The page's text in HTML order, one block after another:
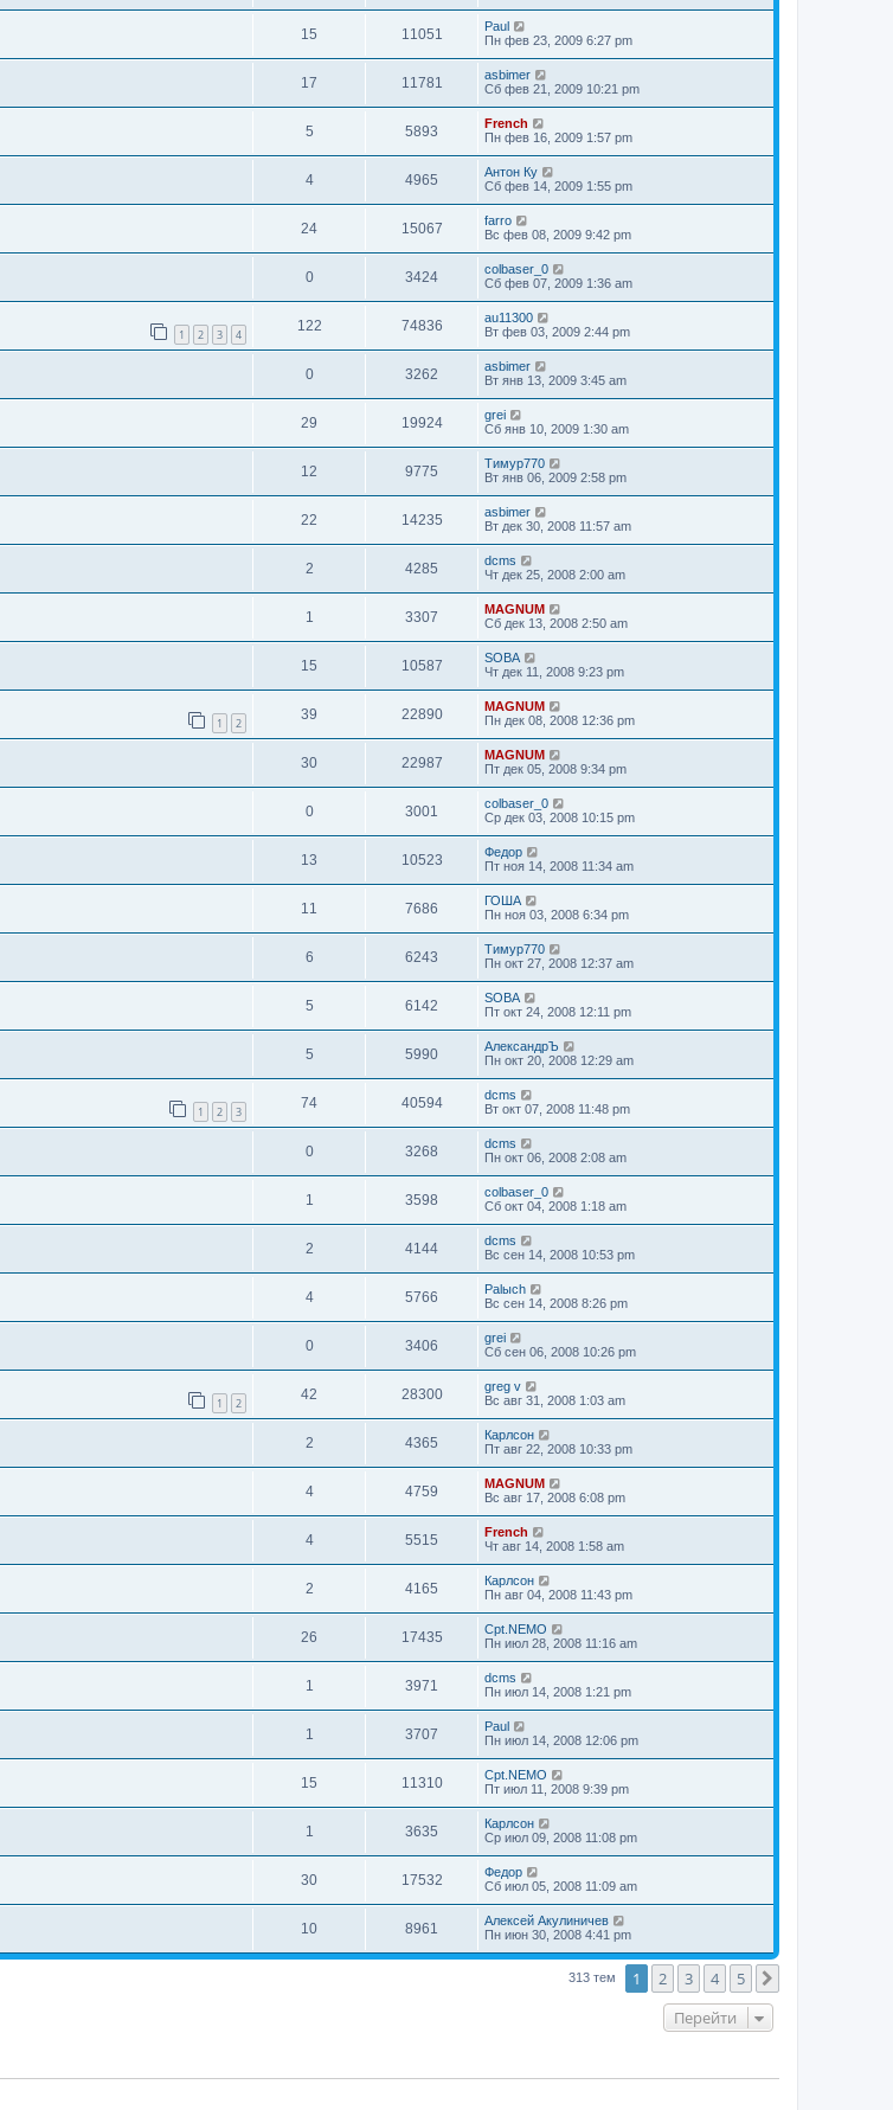
15 11051
Paul
Пн фев 23, 2009 6:27 pm
17 11781
asbimer
Сб фев 21, 2009 10:21 pm
5 5893
French
Пн фев 16, 2009 1:57 pm
4 4965
Антон Ку
Сб фев 14, 2009 1:55 pm
24 15067
farro
Вс фев 08, 2009 9:42 pm
0 3424
colbaser_0
Сб фев 07, 2009 1:36 am
1 2 3 4
122 74836
au11300
Вт фев 03, 2009 2:44 pm
0 3262
asbimer
Вт янв 13, 2009 3:45 am
29 19924
grei
Сб янв 10, 2009 1:30 am
12 9775
Тимур770
Вт янв 06, 2009 2:58 pm
22 14235
asbimer
Вт дек 30, 2008 11:57 am
2 4285
dcms
Чт дек 25, 2008 2:00 am
1 3307
MAGNUM
Сб дек 13, 2008 2:50 am
15 10587
SOBA
Чт дек 11, 2008 9:23 pm
1 2
39 22890
MAGNUM
Пн дек 08, 2008 12:36 pm
30 22987
MAGNUM
Пт дек 05, 2008 9:34 pm
0 3001
colbaser_0
Ср дек 03, 2008 10:15 pm
13 10523
Федор
Пт ноя 14, 2008 11:34 am
11 7686
ГОША
Пн ноя 03, 2008 6:34 pm
6 6243
Тимур770
Пн окт 27, 2008 12:37 am
5 6142
SOBA
Пт окт 24, 2008 12:11 pm
5 5990
АлександрЪ
Пн окт 20, 2008 12:29 am
1 2 3
74 40594
dcms
Вт окт 07, 2008 11:48 pm
0 3268
dcms
Пн окт 06, 2008 2:08 am
1 3598
colbaser_0
Сб окт 04, 2008 1:18 am
2 4144
dcms
Вс сен 14, 2008 10:53 pm
4 5766
Palыch
Вс сен 14, 2008 8:26 pm
0 3406
grei
Сб сен 06, 2008 10:26 pm
1 2
42 28300
greg v
Вс авг 31, 2008 1:03 am
2 4365
Карлсон
Пт авг 22, 2008 10:33 pm
4 4759
MAGNUM
Вс авг 17, 2008 6:08 pm
4 5515
French
Чт авг 14, 2008 1:58 am
2 4165
Карлсон
Пн авг 04, 2008 11:43 pm
26 17435
Cpt.NEMO
Пн июл 28, 2008 11:16 am
1 3971
dcms
Пн июл 14, 2008 1:21 pm
1 3707
Paul
Пн июл 14, 2008 12:06 pm
15 11310
Cpt.NEMO
Пт июл 11, 2008 9:39 pm
1 3635
Карлсон
Ср июл 09, 2008 11:08 pm
30 17532
Федор
Сб июл 05, 2008 11:09 am
10 8961
Алексей Акулиничев
Пн июн 30, 2008 4:41 pm
313 тем 1 2 3 4 5
Перейти